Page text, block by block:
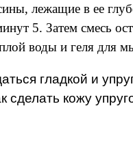
лежащие в ее
5. Затем смесь
воды и геля для
гладкой и
сделать кожу